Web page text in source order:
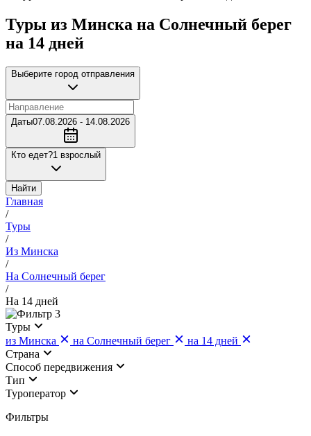
Туры из Минска на Солнечный берег
на 14 дней
Выберите город отправления
Даты07.08.2026 - 14.08.2026
Кто едет?1 взрослый
Найти
Главная
/
Туры
/
Из Минска
/
На Солнечный берег
/
На 14 дней
3
Туры
из Минска
на Солнечный берег
на 14 дней
Страна
Cпособ передвижения
Тип
Туроператор
Фильтры